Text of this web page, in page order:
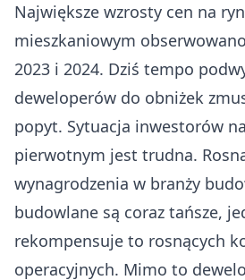
Największe wzrosty cen na
mieszkaniowym
2023 i 2024. Dziś tempo
deweloperów do obniżek
popyt. Sytuacja inwestorów
pierwotnym jest trudna.
wynagrodzenia w branży
budowlane są coraz tańsze,
rekompensuje to rosnących
operacyjnych. Mimo to